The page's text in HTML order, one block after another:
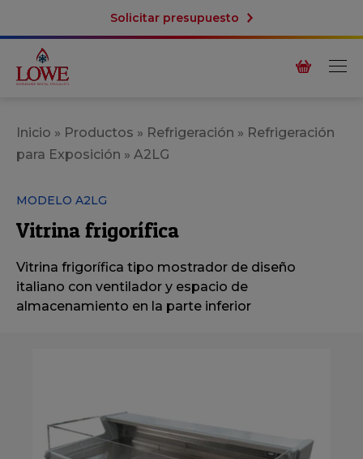
Solicitar presupuesto
Inicio » Productos » Refrigeración » Refrigeración
para Exposición » A2LG
MODELO A2LG
Vitrina frigorí­fica
Vitrina frigorí­fica tipo mostrador de diseño
italiano con ventilador y espacio de
almacenamiento en la parte inferior